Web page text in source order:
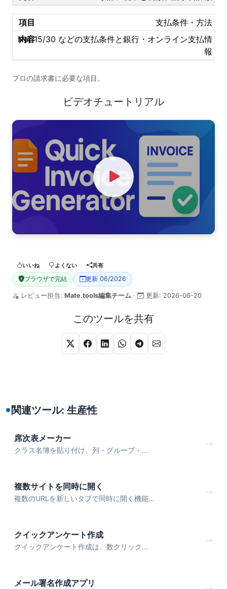
支払条件・方法
Net 15/30 などの支払条件と銀行・オンライン支払情
報
プロの請求書に必要な項目。
ビデオチュートリアル
Watch Video
いいね よくない 共有
ブラウザで完結 更新 06/2026
レビュー担当: Mate.tools編集チーム · 更新: 2026-06-20
このツールを共有
関連ツール: 生産性
席次表メーカー
クラス名簿を貼り付け、列・グループ・...
複数サイトを同時に開く
複数のURLを新しいタブで同時に開く機能...
クイックアンケート作成
クイックアンケート作成は、数クリック...
メール署名作成アプリ